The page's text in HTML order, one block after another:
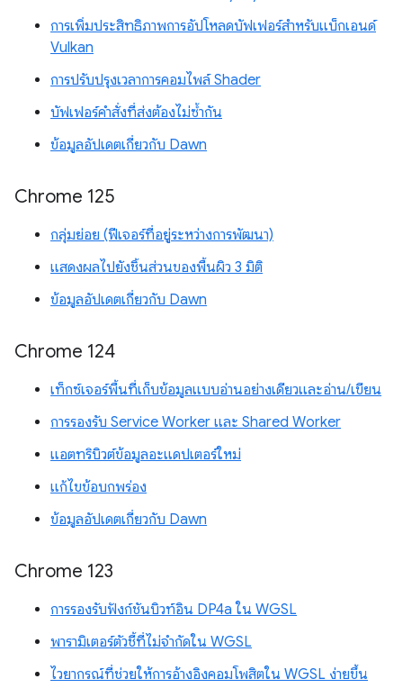
การเพิ่มประสิทธิภาพการอัปโหลดบัฟเฟอร์สำหรับแบ็กเอนด์
Vulkan
การปรับปรุงเวลาการคอมไพล์ Shader
บัฟเฟอร์คำสั่งที่ส่งต้องไม่ซ้ำกัน
ข้อมูลอัปเดตเกี่ยวกับ Dawn
Chrome 125
กลุ่มย่อย (ฟีเจอร์ที่อยู่ระหว่างการพัฒนา)
แสดงผลไปยังชิ้นส่วนของพื้นผิว 3 มิติ
ข้อมูลอัปเดตเกี่ยวกับ Dawn
Chrome 124
เท็กซ์เจอร์พื้นที่เก็บข้อมูลแบบอ่านอย่างเดียวและอ่าน/เขียน
การรองรับ Service Worker และ Shared Worker
แอตทริบิวต์ข้อมูลอะแดปเตอร์ใหม่
แก้ไขข้อบกพร่อง
ข้อมูลอัปเดตเกี่ยวกับ Dawn
Chrome 123
การรองรับฟังก์ชันบิวท์อิน DP4a ใน WGSL
พารามิเตอร์ตัวชี้ที่ไม่จำกัดใน WGSL
ไวยากรณ์ที่ช่วยให้การอ้างอิงคอมโพสิตใน WGSL ง่ายขึ้น